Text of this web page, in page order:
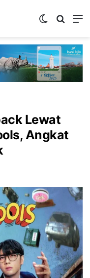
Switch skin
Lewat
Angkat